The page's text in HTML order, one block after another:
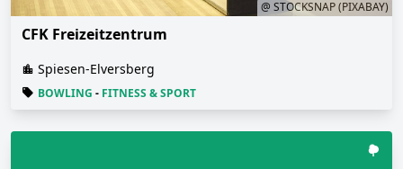
@ STOCKSNAP (PIXABAY)
CFK Freizeitzentrum
Spiesen-Elversberg
BOWLING - FITNESS & SPORT